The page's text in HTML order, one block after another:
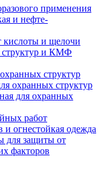
применения
и нефте-
кислоты и щелочи
структур и КМФ
структур
охранных структур
для охранных
работ
огнестойкая одежда
для защиты от
факторов